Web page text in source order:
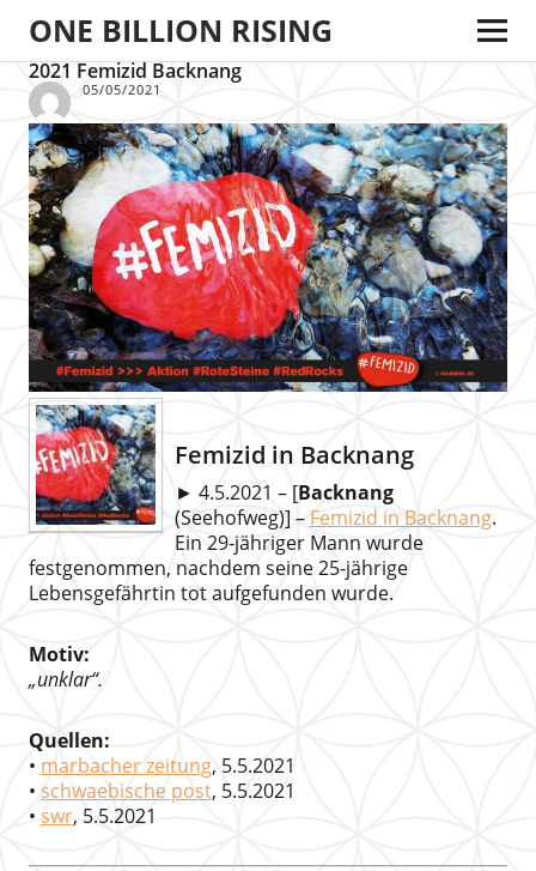
ONE BILLION RISING
2021 Femizid Backnang
05/05/2021
Femizid in Backnang
► 4.5.2021 – [Backnang
(Seehofweg)] – Femizid in Backnang.
Ein 29-jähriger Mann wurde
festgenommen, nachdem seine 25-jährige
Lebensgefährtin tot aufgefunden wurde.
Motiv:
„unklar“.
Quellen:
• marbacher zeitung, 5.5.2021
• schwaebische post, 5.5.2021
• swr, 5.5.2021